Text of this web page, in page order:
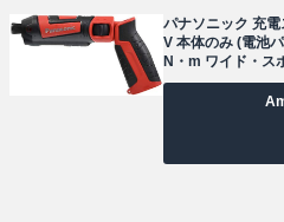
パナソニック 充
V 本体のみ (電池
N・m ワイド・ス